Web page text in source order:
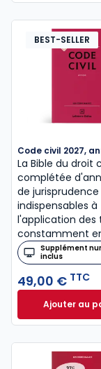
BEST-SELLER
Code civil 2027,
La Bible du droit
complétée
de jurisprudence
indispensables à
l'application des
constamment
Supplément
inclus
49,00 € TTC
Ajouter au